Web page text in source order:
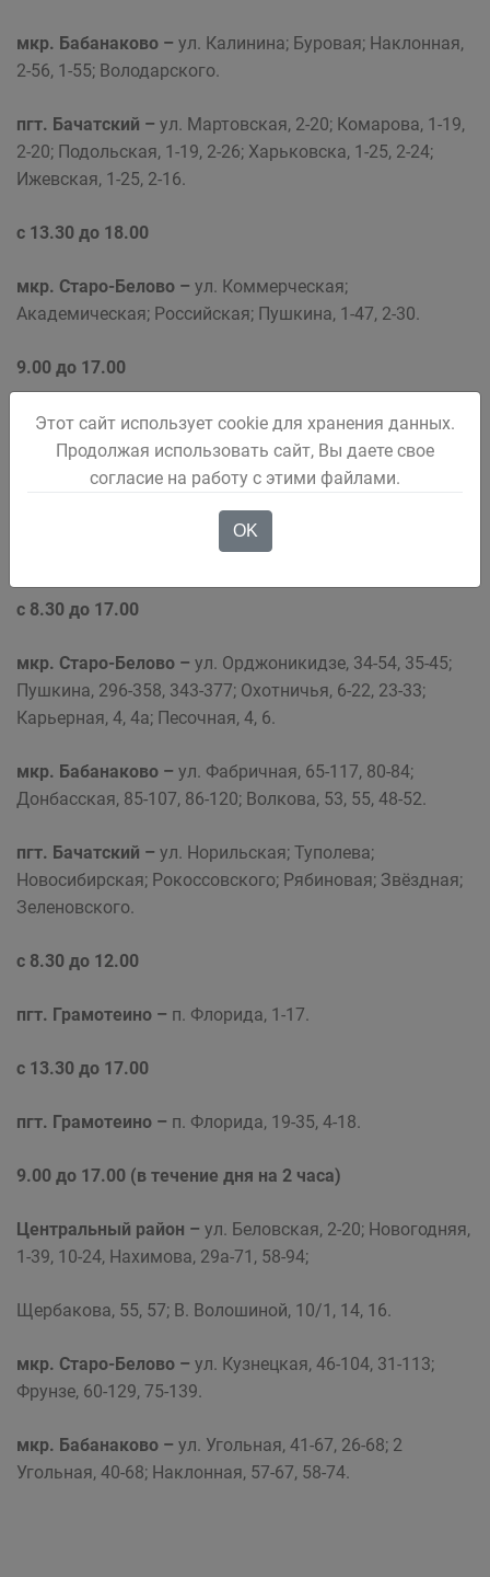
мкр. Бабанаково – ул. Калинина; Буровая; Наклонная,
2-56, 1-55; Володарского.
пгт. Бачатский – ул. Мартовская, 2-20; Комарова, 1-19,
2-20; Подольская, 1-19, 2-26; Харьковска, 1-25, 2-24;
Ижевская, 1-25, 2-16.
с 13.30 до 18.00
мкр. Старо-Белово – ул. Коммерческая;
Академическая; Российская; Пушкина, 1-47, 2-30.
9.00 до 17.00
пгт. Грамотеино –ул. Ворошилова, 1-11, 2-16; Якира, 1-
21, 2-20.
с 8.30 до 17.00
мкр. Старо-Белово – ул. Орджоникидзе, 34-54, 35-45;
Пушкина, 296-358, 343-377; Охотничья, 6-22, 23-33;
Карьерная, 4, 4а; Песочная, 4, 6.
мкр. Бабанаково – ул. Фабричная, 65-117, 80-84;
Донбасская, 85-107, 86-120; Волкова, 53, 55, 48-52.
пгт. Бачатский – ул. Норильская; Туполева;
Новосибирская; Рокоссовского; Рябиновая; Звёздная;
Зеленовского.
с 8.30 до 12.00
пгт. Грамотеино – п. Флорида, 1-17.
с 13.30 до 17.00
пгт. Грамотеино – п. Флорида, 19-35, 4-18.
9.00 до 17.00 (в течение дня на 2 часа)
Центральный район – ул. Беловская, 2-20; Новогодняя,
1-39, 10-24, Нахимова, 29а-71, 58-94;
Щербакова, 55, 57; В. Волошиной, 10/1, 14, 16.
мкр. Старо-Белово – ул. Кузнецкая, 46-104, 31-113;
Фрунзе, 60-129, 75-139.
мкр. Бабанаково – ул. Угольная, 41-67, 26-68; 2
Угольная, 40-68; Наклонная, 57-67, 58-74.
Этот сайт использует cookie для хранения данных.
Продолжая использовать сайт, Вы даете свое
согласие на работу с этими файлами.
OK